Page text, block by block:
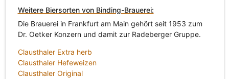
Weitere Biersorten von Binding-Brauerei:
Die Brauerei in Frankfurt am Main gehört seit 1953 zum
Dr. Oetker Konzern und damit zur Radeberger Gruppe.
Clausthaler Extra herb
Clausthaler Hefeweizen
Clausthaler Original